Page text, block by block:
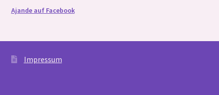
Ajande auf Facebook
Impressum